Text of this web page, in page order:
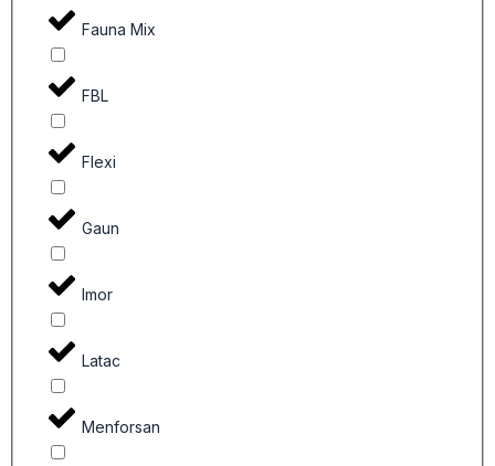
Fauna Mix
FBL
Flexi
Gaun
Imor
Latac
Menforsan